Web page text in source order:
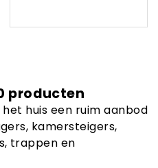
producten
huis een ruim aanbod
kamersteigers,
trappen en